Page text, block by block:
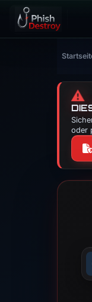
⚠️
oder